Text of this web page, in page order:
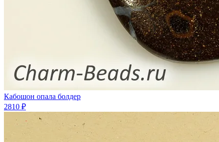
Кабошон опала болдер
2810 ₽